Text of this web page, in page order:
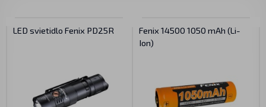
LED svietidlo Fenix PD25R
Fenix 14500 1050 mAh (Li-
Ion)